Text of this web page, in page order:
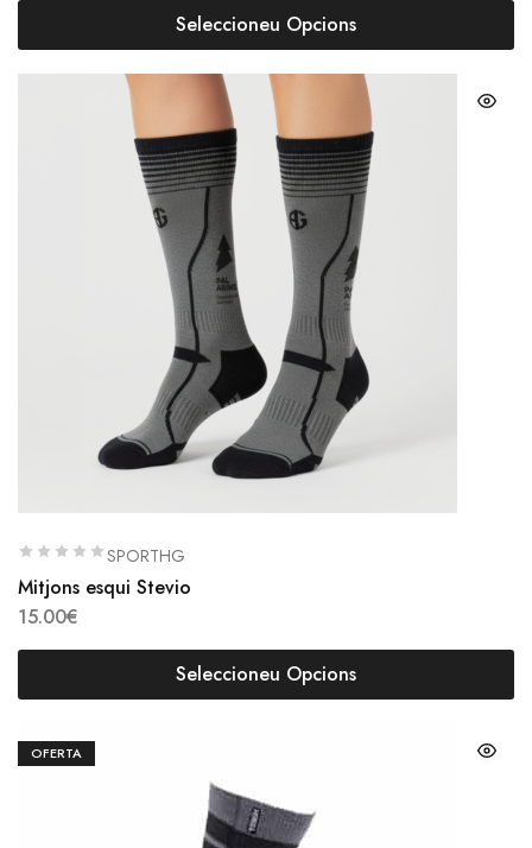
Seleccioneu Opcions
SPORTHG
Mitjons esqui Stevio
15.00€
Seleccioneu Opcions
OFERTA